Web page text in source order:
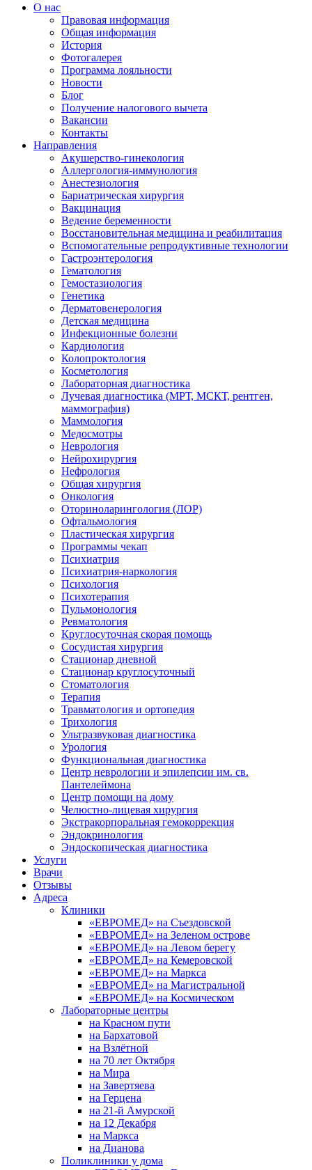
О нас
Правовая информация
Общая информация
История
Фотогалерея
Программа лояльности
Новости
Блог
Получение налогового вычета
Вакансии
Контакты
Направления
Акушерство-гинекология
Аллергология-иммунология
Анестезиология
Бариатрическая хирургия
Вакцинация
Ведение беременности
Восстановительная медицина и реабилитация
Вспомогательные репродуктивные технологии
Гастроэнтерология
Гематология
Гемостазиология
Генетика
Дерматовенерология
Детская медицина
Инфекционные болезни
Кардиология
Колопроктология
Косметология
Лабораторная диагностика
Лучевая диагностика (МРТ, МСКТ, рентген,
маммография)
Маммология
Медосмотры
Неврология
Нейрохирургия
Нефрология
Общая хирургия
Онкология
Оториноларингология (ЛОР)
Офтальмология
Пластическая хирургия
Программы чекап
Психиатрия
Психиатрия-наркология
Психология
Психотерапия
Пульмонология
Ревматология
Круглосуточная скорая помощь
Сосудистая хирургия
Стационар дневной
Стационар круглосуточный
Стоматология
Терапия
Травматология и ортопедия
Трихология
Ультразвуковая диагностика
Урология
Функциональная диагностика
Центр неврологии и эпилепсии им. св.
Пантелеймона
Центр помощи на дому
Челюстно-лицевая хирургия
Экстракорпоральная гемокоррекция
Эндокринология
Эндоскопическая диагностика
Услуги
Врачи
Отзывы
Адреса
Клиники
«ЕВРОМЕД» на Съездовской
«ЕВРОМЕД» на Зеленом острове
«ЕВРОМЕД» на Левом берегу
«ЕВРОМЕД» на Кемеровской
«ЕВРОМЕД» на Маркса
«ЕВРОМЕД» на Магистральной
«ЕВРОМЕД» на Космическом
Лабораторные центры
на Красном пути
на Бархатовой
на Взлётной
на 70 лет Октября
на Мира
на Завертяева
на Герцена
на 21-й Амурской
на 12 Декабря
на Маркса
на Дианова
Поликлиники у дома